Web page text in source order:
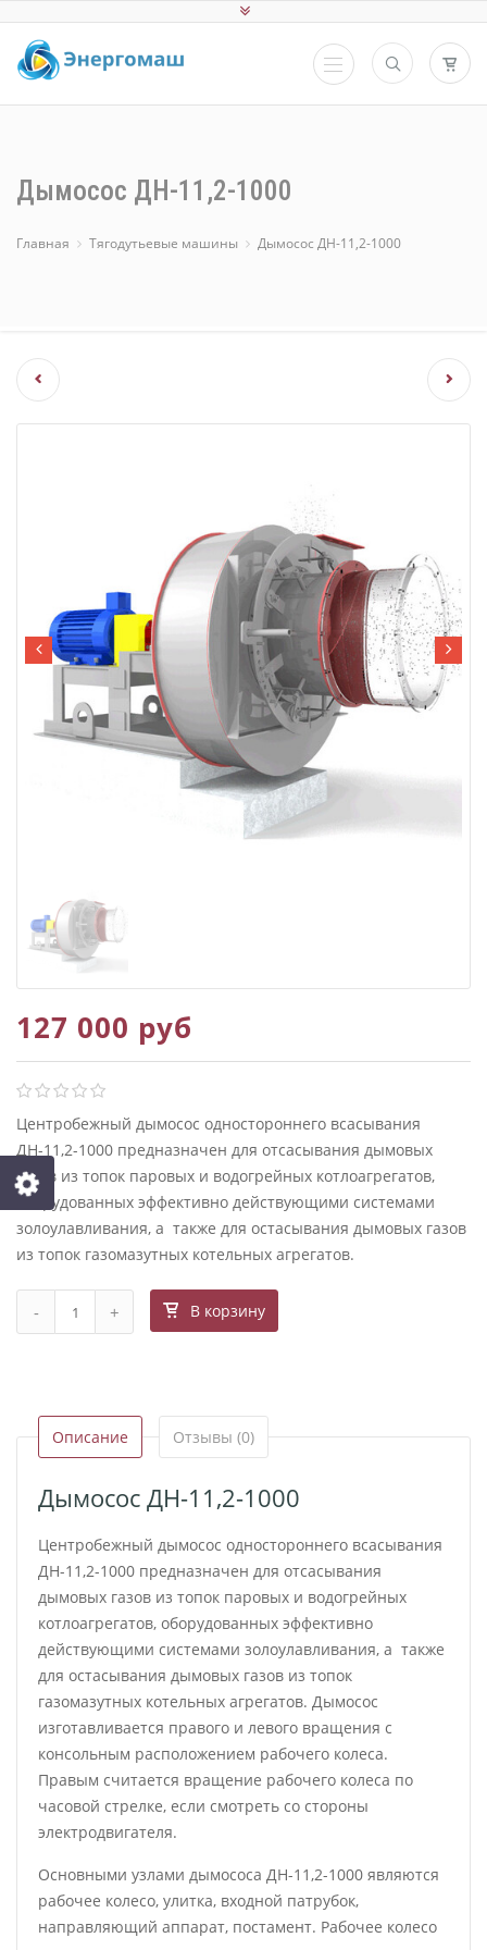
Дымосос ДН-11,2-1000
Главная Тягодутьевые машины Дымосос ДН-11,2-1000
127 000 руб
Центробежный дымосос одностороннего всасывания
ДН-11,2-1000 предназначен для отсасывания дымовых
газов из топок паровых и водогрейных котлоагрегатов,
оборудованных эффективно действующими системами
золоулавливания, а также для остасывания дымовых газов
из топок газомазутных котельных агрегатов.
В корзину
Описание Отзывы (0)
Дымосос ДН-11,2-1000
Центробежный дымосос одностороннего всасывания
ДН-11,2-1000 предназначен для отсасывания
дымовых газов из топок паровых и водогрейных
котлоагрегатов, оборудованных эффективно
действующими системами золоулавливания, а также
для остасывания дымовых газов из топок
газомазутных котельных агрегатов. Дымосос
изготавливается правого и левого вращения с
консольным расположением рабочего колеса.
Правым считается вращение рабочего колеса по
часовой стрелке, если смотреть со стороны
электродвигателя.
Основными узлами дымососа ДН-11,2-1000 являются
рабочее колесо, улитка, входной патрубок,
направляющий аппарат, постамент. Рабочее колесо